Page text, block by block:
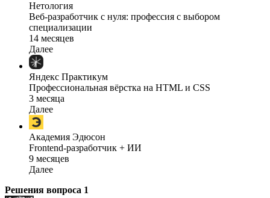
Нетология
Веб-разработчик с нуля: профессия с выбором
специализации
14 месяцев
Далее
Яндекс Практикум
Профессиональная вёрстка на HTML и CSS
3 месяца
Далее
Академия Эдюсон
Frontend-разработчик + ИИ
9 месяцев
Далее
Решения вопроса 1